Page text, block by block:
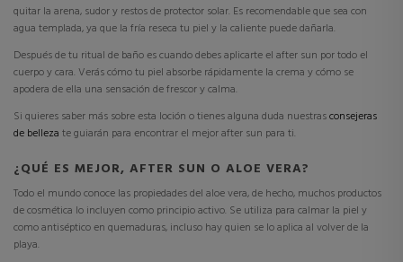
quitar la arena, sudor y restos de protector solar. Es recomendable que sea con
agua templada, ya que la fría reseca tu piel y la caliente puede dañarla.
Después de tu ritual de baño es cuando debes aplicarte el after sun por todo el
cuerpo y cara. Verás cómo tu piel absorbe rápidamente la crema y cómo se
apodera de ella una sensación de frescor y calma.
Si quieres saber más sobre esta loción o tienes alguna duda nuestrasconsejeras
de belleza te guiarán para encontrar el mejor after sun para ti.
¿QUÉ ES MEJOR, AFTER SUN O ALOE VERA?
Todo el mundo conoce las propiedades del aloe vera, de hecho, muchos productos
de cosmética lo incluyen como principio activo. Se utiliza para calmar la piel y
como antiséptico en quemaduras, incluso hay quien se lo aplica al volver de la
playa.